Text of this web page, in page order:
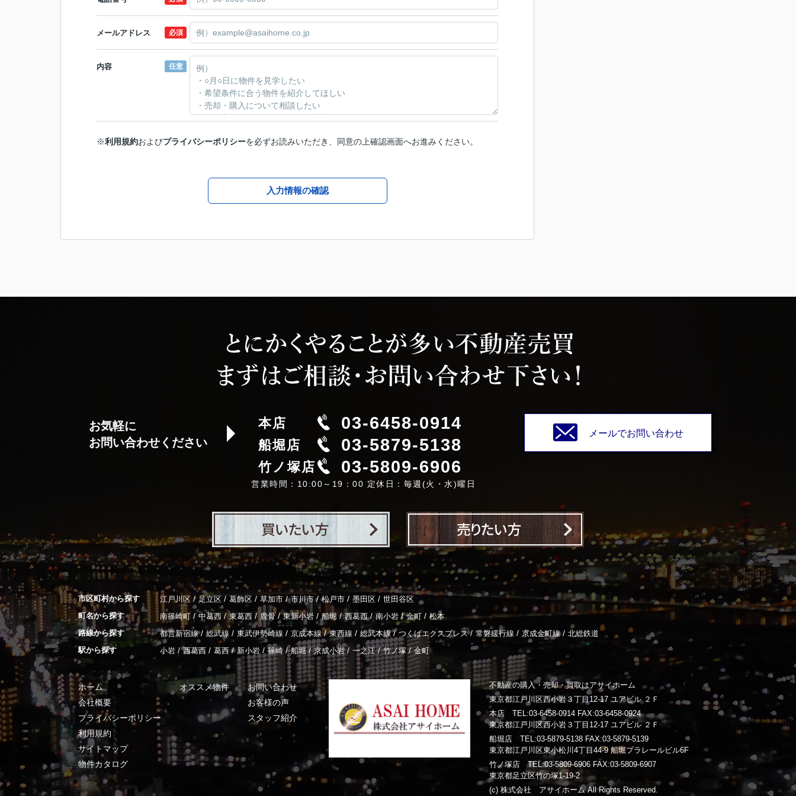
メールアドレス 必須
内容 任意
※利用規約およびプライバシーポリシーを必ずお読みいただき、同意の上確認画面へお進みください。
入力情報の確認
お気軽に
お問い合わせください
本店 03-6458-0914
船堀店 03-5879-5138
竹ノ塚店 03-5809-6906
営業時間：10:00～19：00 定休日：毎週(火・水)曜日
メールでお問い合わせ
市区町村から探す 江戸川区 / 足立区 / 葛飾区 / 草加市 / 市川市 / 松戸市 / 墨田区 / 世田谷区
町名から探す
南篠崎町 / 中葛西 / 東葛西 / 鹿骨 / 東新小岩 / 船堀 / 西葛西 / 南小岩 / 金町 / 松本
路線から探す
都営新宿線 / 総武線 / 東武伊勢崎線 / 京成本線 / 東西線 / 総武本線 / つくばエクスプレス / 常磐緩行線 / 京成金町線 / 北総鉄道
駅から探す
小岩 / 西葛西 / 葛西 / 新小岩 / 篠崎 / 船堀 / 京成小岩 / 一之江 / 竹ノ塚 / 金町
ホーム
会社概要
プライバシーポリシー
利用規約
サイトマップ
物件カタログ
オススメ物件
お問い合わせ
お客様の声
スタッフ紹介
不動産の購入・売却・買取はアサイホーム
東京都江戸川区西小岩３丁目12-17 ユアビル ２Ｆ
本店 TEL:03-6458-0914 FAX:03-6458-0924
東京都江戸川区西小岩３丁目12-17 ユアビル ２Ｆ
船堀店 TEL:03-5879-5138 FAX:03-5879-5139
東京都江戸川区東小松川4丁目44-9 船堀プラレールビル6F
竹ノ塚店 TEL:03-5809-6906 FAX:03-5809-6907
東京都足立区竹の塚1-19-2
(c) 株式会社 アサイホーム All Rights Reserved.